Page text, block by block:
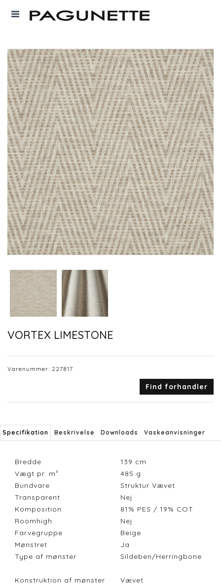
VORTEX LIMESTONE
Varenummer: 227817
Find forhandler
Specifikation Beskrivelse Downloads Vaskeanvisninger
Bredde 139 cm
Vægt pr. m²
485 g
Bundvare
Struktur Vævet
Transparent
Nej
Komposition
81% PES / 19% COT
Roomhigh
Nej
Farvegruppe
Beige
Mønstret
Ja
Type af mønster
Sildeben/Herringbone
Konstruktion af mønster
Vævet